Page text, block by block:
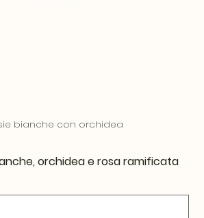
bianche con orchidea
orchidea e rosa ramificata